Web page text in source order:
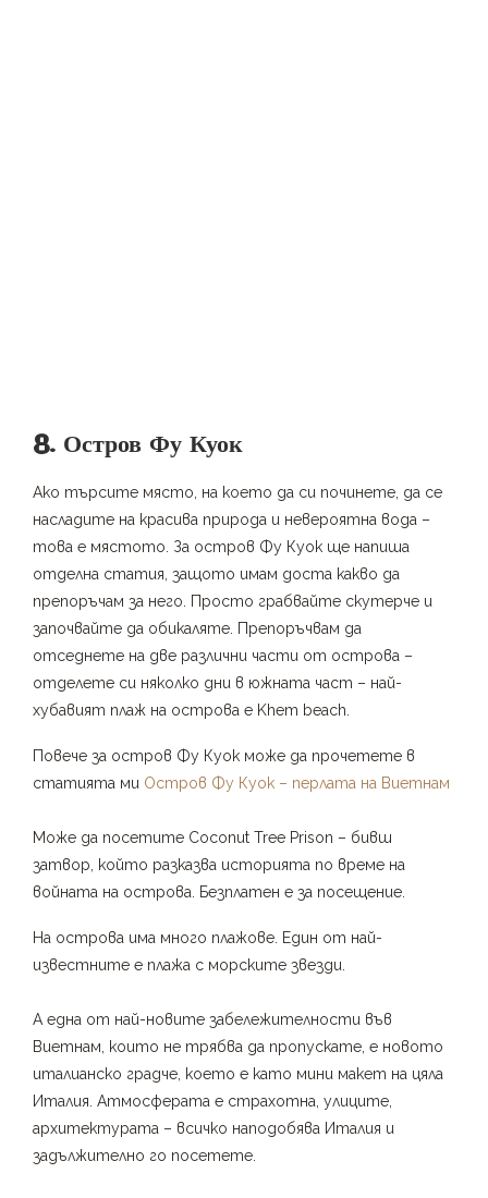
8. Остров Фу Куок
Ако търсите място, на което да си починете, да се
насладите на красива природа и невероятна вода –
това е мястото. За остров Фу Куок ще напиша
отделна статия, защото имам доста какво да
препоръчам за него. Просто грабвайте скутерче и
започвайте да обикаляте. Препоръчвам да
отседнете на две различни части от острова –
отделете си няколко дни в южната част – най-
хубавият плаж на острова е Khem beach.
Повече за остров Фу Куок може да прочетете в
статията ми Остров Фу Куок – перлата на Виетнам
Може да посетите Coconut Tree Prison – бивш
затвор, който разказва историята по време на
войната на острова. Безплатен е за посещение.
На острова има много плажове. Един от най-
известните е плажа с морските звезди.
А една от най-новите забележителности във
Виетнам, които не трябва да пропускате, е новото
италианско градче, което е като мини макет на цяла
Италия. Атмосферата е страхотна, улиците,
архитектурата – всичко наподобява Италия и
задължително го посетете.